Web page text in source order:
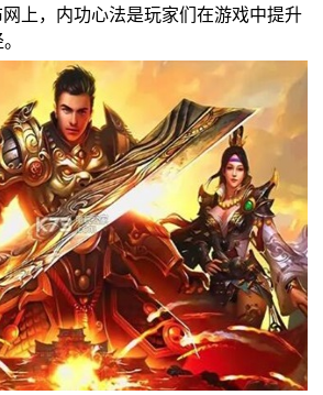
上，内功心法是玩家们在游戏中提升